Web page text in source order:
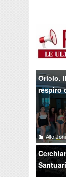
Oriolo.
respiro
Alto